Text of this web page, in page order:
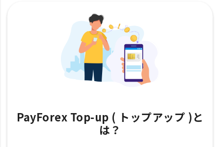
PayForex Top-up ( トップアップ )と
は？